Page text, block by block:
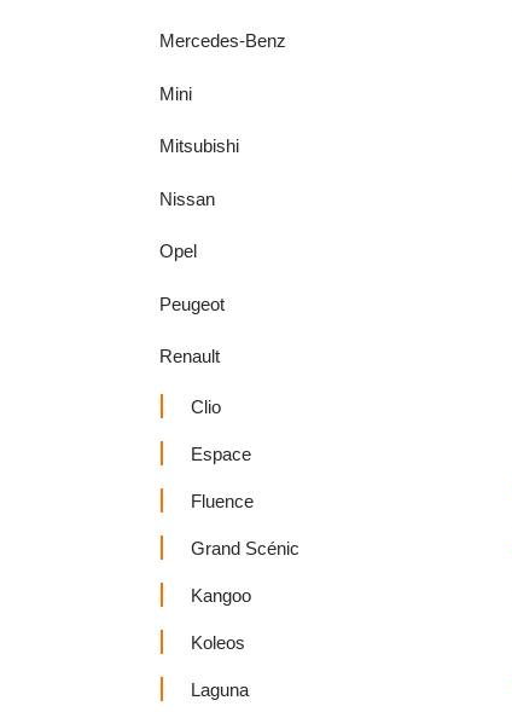
Mercedes-Benz
Mini
Mitsubishi
Nissan
Opel
Peugeot
Renault
Clio
Espace
Fluence
Grand Scénic
Kangoo
Koleos
Laguna